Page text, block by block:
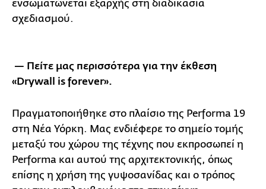
ενσωματώνεται εξαρχής στη διαδικασία
σχεδιασμού.
— Πείτε μας περισσότερα για την έκθεση
«Drywall is forever».
Πραγματοποιήθηκε στο πλαίσιο της Performa 19
στη Νέα Υόρκη. Μας ενδιέφερε το σημείο τομής
μεταξύ του χώρου της τέχνης που εκπροσωπεί η
Performa και αυτού της αρχιτεκτονικής, όπως
επίσης η χρήση της γυψοσανίδας και ο τρόπος